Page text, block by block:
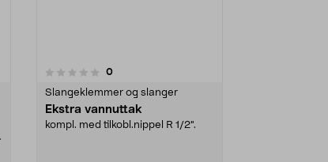
0anmeldelser
Slangeklemmer og slanger
Ekstra vannuttak
kompl. med tilkobl.nippel R 1/2".